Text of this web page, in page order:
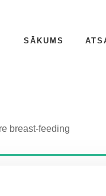
SĀKUMS
breast-feeding